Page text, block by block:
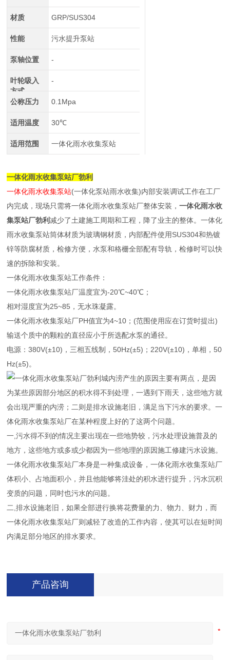
材质 GRP/SUS304
性能 污水提升泵站
泵轴位置 -
叶轮吸入
方式
-
公称压力 0.1Mpa
适用温度 30℃
适用范围 一体化雨水收集泵站
一体化雨水收集泵站厂勃利
一体化雨水收集泵站(一体化泵站雨水收集)内部安装调试工作在工厂
内完成，现场只需将一体化雨水收集泵站厂整体安装，一体化雨水收
集泵站厂勃利减少了土建施工周期和工程，降了业主的整体。一体化
雨水收集泵站筒体材质为玻璃钢材质，内部配件使用SUS304和热镀
锌等防腐材质，检修方便，水泵和格栅全部配有导轨，检修时可以快
速的拆除和安装。
一体化雨水收集泵站工作条件：
一体化雨水收集泵站厂温度宜为-20℃~40℃；
相对湿度宜为25~85，无水珠凝露。
一体化雨水收集泵站厂PH值宜为4~10；(范围使用应在订货时提出)
输送个质中的颗粒的直径应小于所选配水泵的通径。
电源：380V(±10)，三相五线制，50Hz(±5)；220V(±10)，单相，50
Hz(±5)。
城内涝产生的原因主要有两点，是因
为某些原因部分地区的积水得不到处理，一遇到下雨天，这些地方就
会出现严重的内涝；二则是排水设施老旧，满足当下污水的要求。一
体化雨水收集泵站厂在某种程度上好的了这两个问题。
一,污水得不到的情况主要出现在一些地势较，污水处理设施普及的
地方，这些地方或多或少都因为一些地理的原因施工修建污水设施。
一体化雨水收集泵站厂本身是一种集成设备，一体化雨水收集泵站厂
体积小、占地面积小，并且他能够将洼处的积水进行提升，污水沉积
变质的问题，同时也污水的问题。
二,排水设施老旧，如果全部进行换将花费量的力、物力、财力，而
一体化雨水收集泵站厂则减轻了改造的工作内容，使其可以在短时间
内满足部分地区的排水要求。
产品咨询